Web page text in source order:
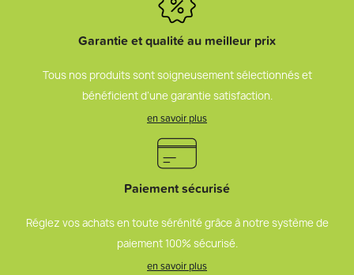
Garantie et qualité au meilleur prix
Tous nos produits sont soigneusement sélectionnés et
bénéficient d’une garantie satisfaction.
en savoir plus
Paiement sécurisé
Réglez vos achats en toute sérénité grâce à notre système de
paiement 100% sécurisé.
en savoir plus